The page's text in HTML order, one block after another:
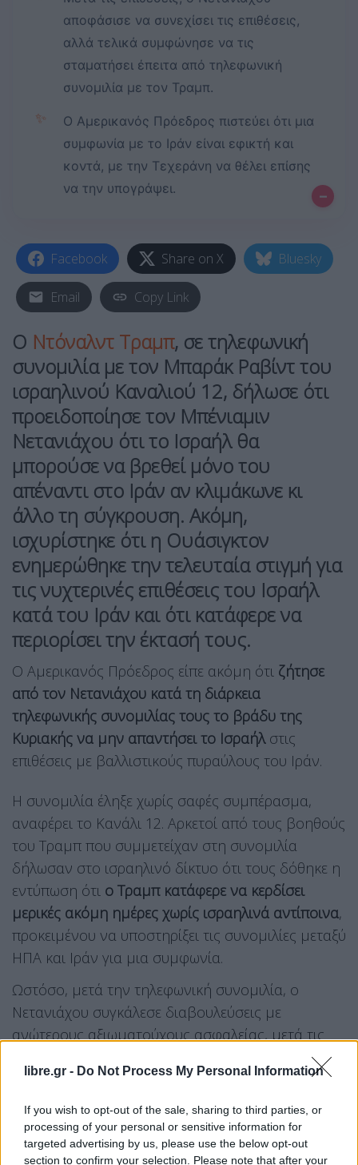
libre.gr - Do Not Process My Personal Information
If you wish to opt-out of the sale, sharing to third parties, or
processing of your personal or sensitive information for
targeted advertising by us, please use the below opt-out
section to confirm your selection. Please note that after your
αποφάσισε να συνεχίσει τις επιθέσεις,
αλλά τελικά συμφώνησε να τις
σταματήσει έπειτα από τηλεφωνική
συνομιλία με τον Τραμπ.
✨
Ο Αμερικανός Πρόεδρος πιστεύει ότι μια
συμφωνία με το Ιράν είναι εφικτή και
κοντά, με την Τεχεράνη να θέλει επίσης
να την υπογράψει.
–
Facebook Share on X Bluesky
Email Copy Link
Ο Ντόναλντ Τραμπ, σε τηλεφωνική
συνομιλία με τον Μπαράκ Ραβίντ του
ισραηλινού Καναλιού 12, δήλωσε ότι
προειδοποίησε τον Μπένιαμιν
Νετανιάχου ότι το Ισραήλ θα
μπορούσε να βρεθεί μόνο του
απέναντι στο Ιράν αν κλιμάκωνε κι
άλλο τη σύγκρουση. Ακόμη,
ισχυρίστηκε ότι η Ουάσιγκτον
ενημερώθηκε την τελευταία στιγμή για
τις νυχτερινές επιθέσεις του Ισραήλ
κατά του Ιράν και ότι κατάφερε να
περιορίσει την έκτασή τους.
Ο Αμερικανός Πρόεδρος είπε ακόμη ότι ζήτησε
από τον Νετανιάχου κατά τη διάρκεια
τηλεφωνικής συνομιλίας τους το βράδυ της
Κυριακής να μην απαντήσει το Ισραήλστις
επιθέσεις με βαλλιστικούς πυραύλους του Ιράν.
Η συνομιλία έληξε χωρίς σαφές συμπέρασμα,
αναφέρει το Κανάλι 12. Αρκετοί από τους βοηθούς
του Τραμπ που συμμετείχαν στη συνομιλία
δήλωσαν στο ισραηλινό δίκτυο ότι τους δόθηκε η
εντύπωση ότι ο Τραμπ κατάφερε να κερδίσει
μερικές ακόμη ημέρες χωρίς ισραηλινά αντίποινα,
προκειμένου να υποστηρίξει τις συνομιλίες μεταξύ
ΗΠΑ και Ιράν για μια συμφωνία.
Ωστόσο, μετά την τηλεφωνική συνομιλία, ο
Νετανιάχου συγκάλεσε διαβουλεύσεις με
ανώτερους αξιωματούχους ασφαλείας, μετά τις
ενημέρωσε τον Υπουργό Εξωτερικών των
ΗΠΑ, Μάρκο Ρούμπιο, ότι είχε αποφασίσει να
πραγματοποιήσει επιθέσεις
στο Ιράν, σύμφωνα με
το Κανάλι 12.